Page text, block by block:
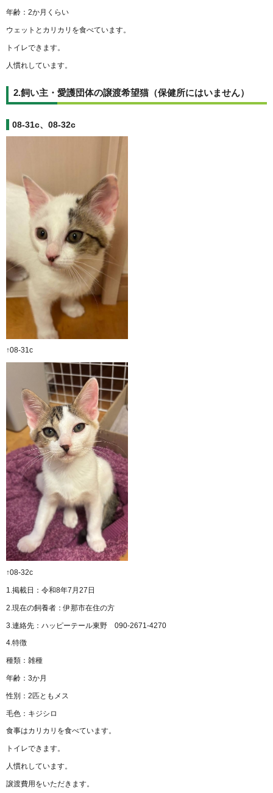
年齢：2か月くらい
ウェットとカリカリを食べています。
トイレできます。
人慣れしています。
2.飼い主・愛護団体の譲渡希望猫（保健所にはいません）
08-31c、08-32c
↑08-31c
↑08-32c
1.掲載日：令和8年7月27日
2.現在の飼養者：伊那市在住の方
3.連絡先：ハッピーテール東野 090-2671-4270
4.特徴
種類：雑種
年齢：3か月
性別：2匹ともメス
毛色：キジシロ
食事はカリカリを食べています。
トイレできます。
人慣れしています。
譲渡費用をいただきます。